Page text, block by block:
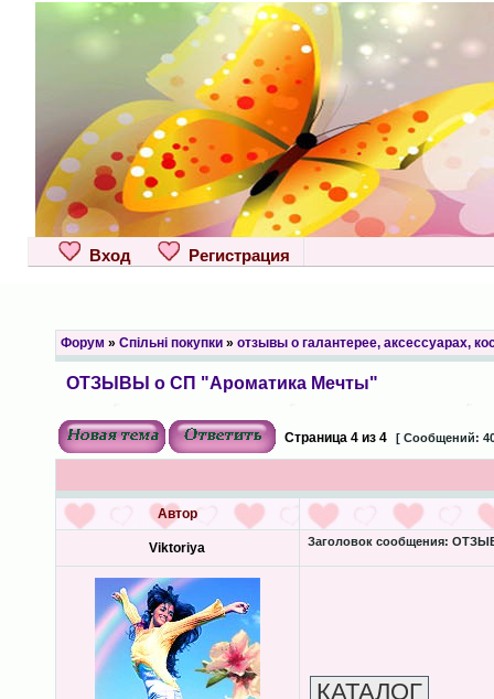
Вход Регистрация
Форум » Спільні покупки» отзывы о галантерее, аксессуарах,
ОТЗЫВЫ о СП "Ароматика Мечты"
Страница 4из 4 [ Сообщений:
Автор
Viktoriya Заголовок сообщения: